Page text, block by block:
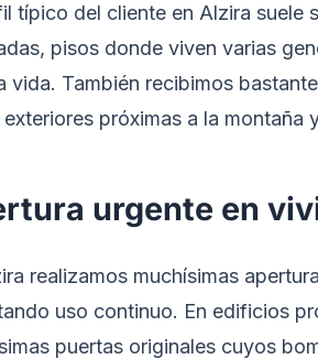
típico del cliente en Alzira suele
pisos donde viven varias
vida. También recibimos
próximas a la montaña
urgente en
realizamos muchísimas
uso continuo. En edificios
puertas originales cuyos